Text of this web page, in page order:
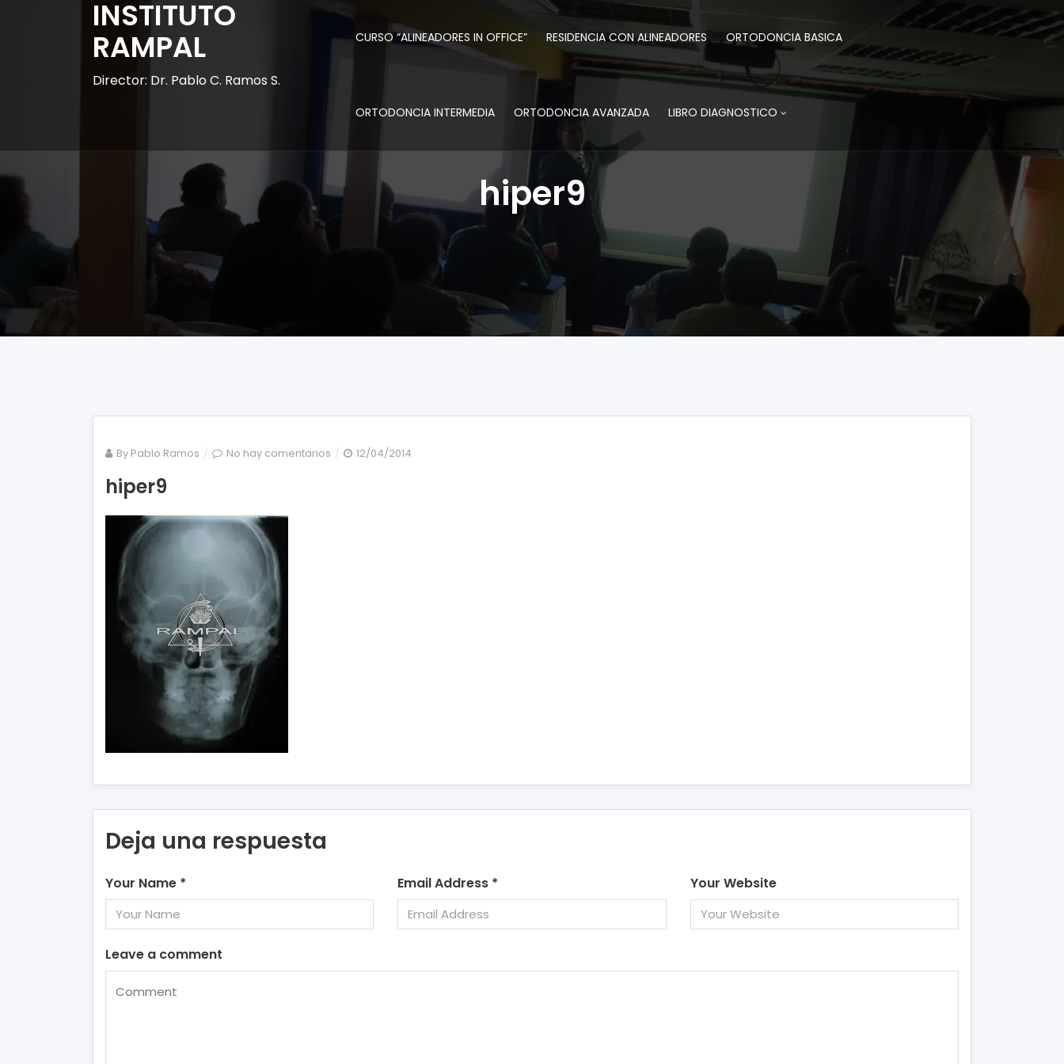
INSTITUTO
RAMPAL
Director: Dr. Pablo C. Ramos S.
CURSO “ALINEADORES IN OFFICE” RESIDENCIA CON ALINEADORES ORTODONCIA BASICA
ORTODONCIA INTERMEDIA ORTODONCIA AVANZADA LIBRO DIAGNOSTICO
hiper9
By Pablo Ramos No hay comentarios en
12/04/2014
hiper9
Deja una respuesta
Your Name * Email Address * Your Website
Leave a comment